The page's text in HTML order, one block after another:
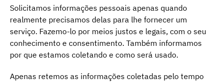
Solicitamos informações pessoais apenas quando
realmente precisamos delas para lhe fornecer um
serviço. Fazemo-lo por meios justos e legais, com o seu
conhecimento e consentimento. Também informamos
por que estamos coletando e como será usado.
Apenas retemos as informações coletadas pelo tempo